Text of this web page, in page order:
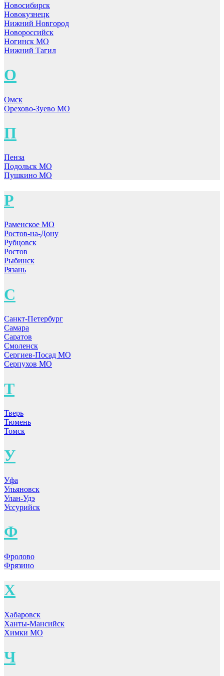
Новосибирск
Новокузнецк
Нижний Новгород
Новороссийск
Ногинск МО
Нижний Тагил
О
Омск
Орехово-Зуево МО
П
Пенза
Подольск МО
Пушкино МО
Р
Раменское МО
Ростов-на-Дону
Рубцовск
Ростов
Рыбинск
Рязань
С
Санкт-Петербург
Самара
Саратов
Смоленск
Сергиев-Посад МО
Серпухов МО
Т
Тверь
Тюмень
Томск
У
Уфа
Ульяновск
Улан-Удэ
Уссурийск
Ф
Фролово
Фрязино
Х
Хабаровск
Ханты-Мансийск
Химки МО
Ч